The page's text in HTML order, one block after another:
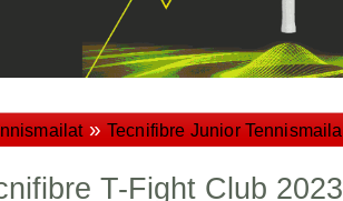
» Tecnifibre Junior
T-Fight Club 2023